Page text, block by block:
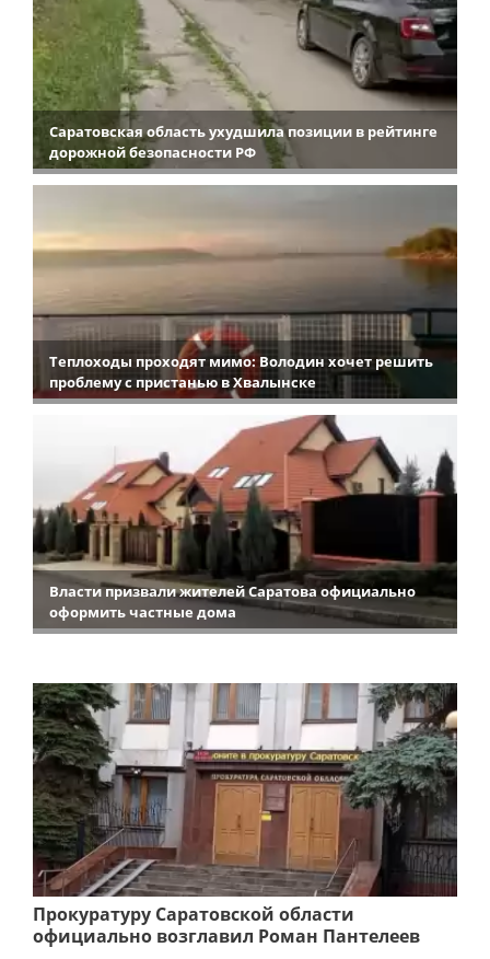
Саратовская область ухудшила позиции в рейтинге
дорожной безопасности РФ
Теплоходы проходят мимо: Володин хочет решить
проблему с пристанью в Хвалынске
Власти призвали жителей Саратова официально
оформить частные дома
Прокуратуру Саратовской области
официально возглавил Роман Пантелеев